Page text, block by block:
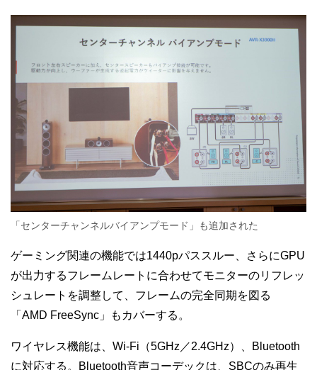
「センターチャンネルバイアンプモード」も追加された
ゲーミング関連の機能では1440pパススルー、さらにGPU
が出力するフレームレートに合わせてモニターのリフレッ
シュレートを調整して、フレームの完全同期を図る
「AMD FreeSync」もカバーする。
ワイヤレス機能は、Wi-Fi（5GHz／2.4GHz）、Bluetooth
に対応する。Bluetooth音声コーデックは、SBCのみ再生